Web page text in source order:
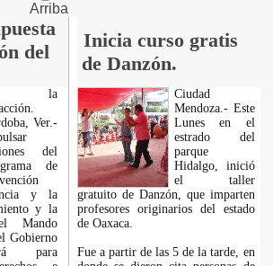
Arriba
del
Inicia curso gratis
de Danzón.
la
Ver.-
del
de
y la
y la
Mando
Gobierno
para
Ciudad
Mendoza.- Este
Lunes en el
estrado del
parque
Hidalgo, inició
el taller
gratuito de Danzón, que imparten
profesores originarios del estado
de Oaxaca.
Fue a partir de las 5 de la tarde, en